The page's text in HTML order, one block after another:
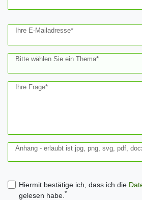
Ihre E-Mailadresse*
Bitte wählen Sie ein Thema*
Ihre Frage*
Anhang - erlaubt ist jpg, png, svg, pdf,
Hiermit bestätige ich, dass ich die
gelesen habe. *